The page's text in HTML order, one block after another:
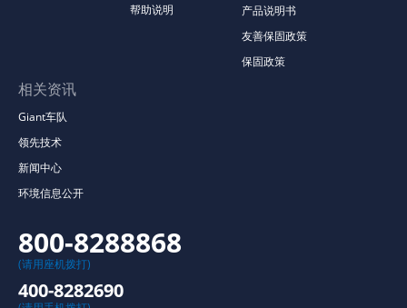
帮助说明
产品说明书
友善保固政策
保固政策
相关资讯
Giant车队
领先技术
新闻中心
环境信息公开
800-8288868
(请用座机拨打)
400-8282690